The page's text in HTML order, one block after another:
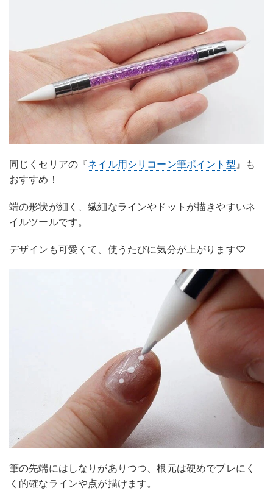
同じくセリアの『ネイル用シリコーン筆ポイント型』も
おすすめ！
端の形状が細く、繊細なラインやドットが描きやすいネ
イルツールです。
デザインも可愛くて、使うたびに気分が上がります♡
筆の先端にはしなりがありつつ、根元は硬めでブレにく
く的確なラインや点が描けます。